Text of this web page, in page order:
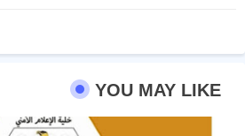
YOU MAY LIKE